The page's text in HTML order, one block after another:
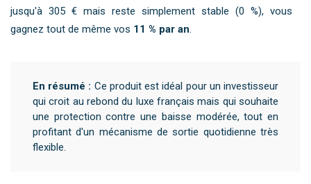
jusqu'à 305 € mais reste simplement stable (0 %), vous
gagnez tout de même vos 11 % par an.
En résumé : Ce produit est idéal pour un investisseur
qui croit au rebond du luxe français mais qui souhaite
une protection contre une baisse modérée, tout en
profitant d'un mécanisme de sortie quotidienne très
flexible.